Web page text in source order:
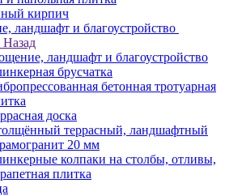
кирпич
ландшафт и благоустройство
Назад
ландшафт и благоустройство
брусчатка
бетонная тротуарная
доска
террасный, ландшафтный
20 мм
колпаки на столбы, отливы,
плитка